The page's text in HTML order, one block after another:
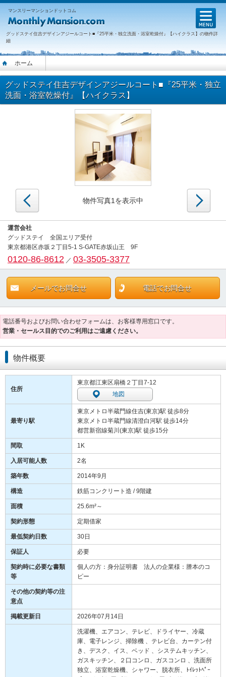
マンスリーマンションドットコム
グッドステイ住吉デザインアジールコート■『25平米・独立洗面・浴室乾燥付』【ハイクラス】の物件詳
細
ホーム
グッドステイ住吉デザインアジールコート■『25平米・独立
洗面・浴室乾燥付』【ハイクラス】
物件写真1を表示中
運営会社
グッドステイ 全国エリア受付
東京都港区赤坂２丁目5-1 S-GATE赤坂山王 9F
0120-86-8612 ／ 03-3505-3377
メールでお問合せ 電話でお問合せ
電話番号およびお問い合わせフォームは、お客様専用窓口です。
営業・セールス目的でのご利用はご遠慮ください。
物件概要
住所
東京都江東区扇橋２丁目7-12
地図
最寄り駅
東京メトロ半蔵門線住吉(東京)駅 徒歩8分
東京メトロ半蔵門線清澄白河駅 徒歩14分
都営新宿線菊川(東京)駅 徒歩15分
間取 1K
入居可能人数 2名
築年数 2014年9月
構造 鉄筋コンクリート造 / 9階建
面積 25.6m²～
契約形態 定期借家
最低契約日数 30日
保証人 必要
契約時に必要な書類
等
個人の方：身分証明書 法人の企業様：謄本のコ
ピー
その他の契約等の注
意点
掲載更新日 2026年07月14日
洗濯機、エアコン、テレビ、ドライヤー、冷蔵
庫、電子レンジ、掃除機 、テレビ台、カーテン付
き、デスク、イス、ベッド 、システムキッチン、
ガスキッチン、２口コンロ、ガスコンロ 、洗面所
独立、浴室乾燥機、シャワー、脱衣所、ﾄｲﾚｯﾄﾍﾟｰ